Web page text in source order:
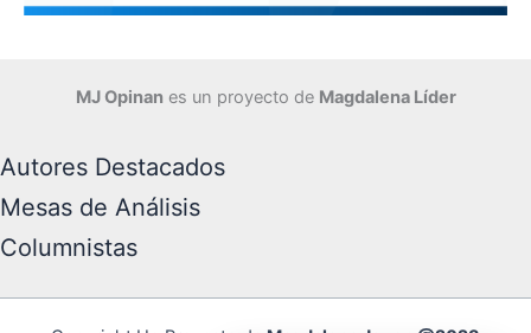
MJ Opinan es un proyecto de Magdalena Líder
Autores Destacados
Mesas de Análisis
Columnistas